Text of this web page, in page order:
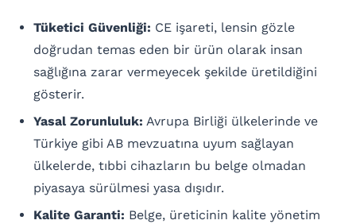
Tüketici Güvenliği: CE işareti, lensin gözle
doğrudan temas eden bir ürün olarak insan
sağlığına zarar vermeyecek şekilde üretildiğini
gösterir.
Yasal Zorunluluk: Avrupa Birliği ülkelerinde ve
Türkiye gibi AB mevzuatına uyum sağlayan
ülkelerde, tıbbi cihazların bu belge olmadan
piyasaya sürülmesi yasa dışıdır.
Kalite Garanti: Belge, üreticinin kalite yönetim